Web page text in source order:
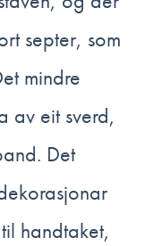
septer, som
mindre
av eit sverd,
Det
handtaket,